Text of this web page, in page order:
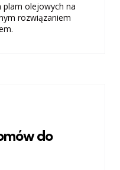
plam olejowych na
rozwiązaniem
do